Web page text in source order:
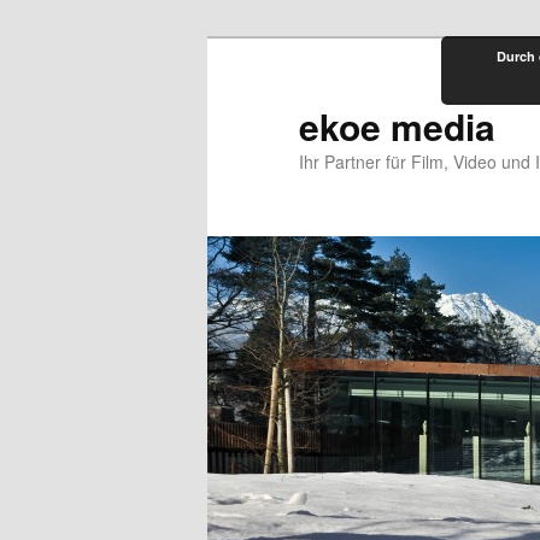
ekoe media
Ihr Partner für Film, Video und
Durch